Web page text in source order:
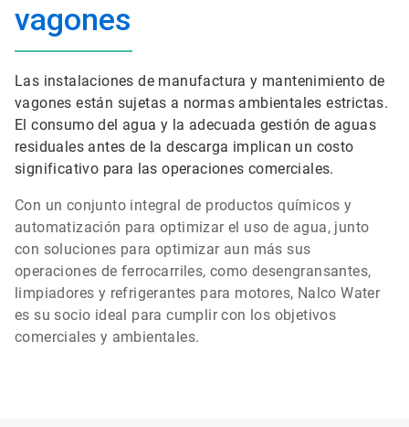
vagones
Las instalaciones de manufactura y mantenimiento de
vagones están sujetas a normas ambientales estrictas.
El consumo del agua y la adecuada gestión de aguas
residuales antes de la descarga implican un costo
significativo para las operaciones comerciales.
Con un conjunto integral de productos químicos y
automatización para optimizar el uso de agua, junto
con soluciones para optimizar aun más sus
operaciones de ferrocarriles, como desengransantes,
limpiadores y refrigerantes para motores, Nalco Water
es su socio ideal para cumplir con los objetivos
comerciales y ambientales.